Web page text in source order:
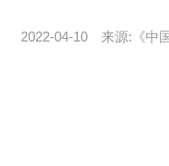
2022-04-10 来源:《中